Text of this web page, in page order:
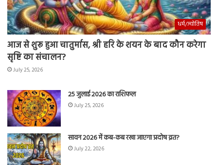
धर्म/ज्योतिष
आज से शुरू हुआ चातुर्मास, श्री हरि के शयन के बाद कौन करेगा
सृष्टि का संचालन?
July 25, 2026
25 जुलाई 2026 का राशिफल
July 25, 2026
सावन 2026 में कब-कब रखा जाएगा प्रदोष व्रत?
July 22, 2026